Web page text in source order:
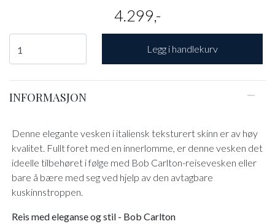
4.299,-
Legg i handlekurv
INFORMASJON
Denne elegante vesken i italiensk teksturert skinn er av høy
kvalitet. Fullt foret med en innerlomme, er denne vesken det
ideelle tilbehøret i følge med Bob Carlton-reisevesken eller
bare å bære med seg ved hjelp av den avtagbare
kuskinnstroppen.
Reis med eleganse og stil - Bob Carlton